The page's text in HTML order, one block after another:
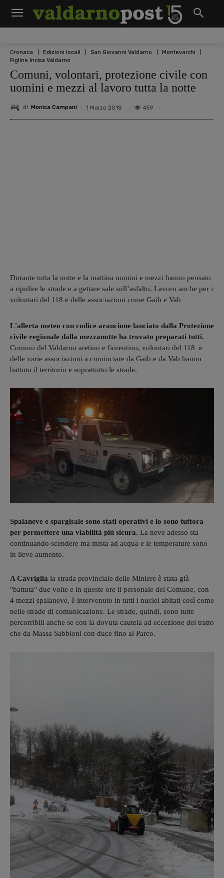
Cronaca Edizioni locali San Giovanni Valdarno
Montevarchi
Figline Incisa Valdarno
Comuni, volontari, protezione civile con
uomini e mezzi al lavoro tutta la notte
di Monica Campani 1 Marzo 2018 459
Durante tutta la notte e la mattina uomini e mezzi hanno pensato
a ripulire le strade e a gettare sale sull’asfalto. Lavoro anche per i
volontari del 118 e delle associazioni come Gaib e Vab
L'allerta meteo con codice arancione lanciato dalla Protezione
civile regionale dalla mezzanotte ha trovato preparati tutti.
Comuni del Valdarno aretino e fiorentino, volontari del 118 e
delle varie associazioni a cominciare da Gaib e da Vab hanno
battuto il territorio e soprattutto le strade.
Spalaneve e spargisale sono stati operativi e lo sono tuttora
per permettere una viabilità più sicura. La neve adesso sta
continuando scendere ma mista ad acqua e le temperature sono
in lieve aumento.
A Cavriglia la strada provinciale delle Miniere è stata già
"battuta" due volte e in queste ore il personale del Comune, con
4 mezzi spalaneve, è intervenuto in tutti i nuclei abitati così come
nelle strade di comunicazione. Le strade, quindi, sono tutte
percorribili anche se con la dovuta cautela ad eccezione del tratto
che da Massa Sabbioni con duce fino al Parco.